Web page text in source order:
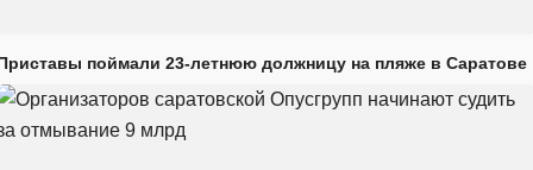
поймали 23-летнюю должницу на пляже в Саратове